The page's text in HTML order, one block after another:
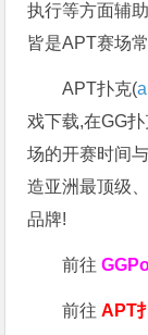
执行等方面辅
皆是APT赛场
APT扑克(
戏下载,在GG
场的开赛时间
造亚洲最顶级
品牌!
前往
前往 APT